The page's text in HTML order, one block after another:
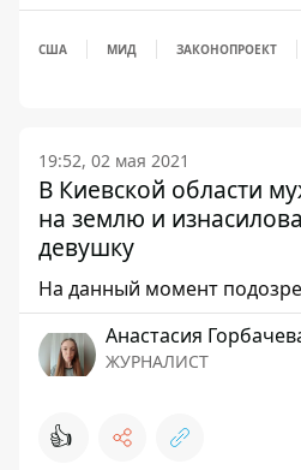
США МИД ЗАКОНОПРОЕКТ
19:52, 02 мая 2021
В Киевской области
на землю и
девушку
На данный момент
Анастасия
ЖУРНАЛИСТ
👍